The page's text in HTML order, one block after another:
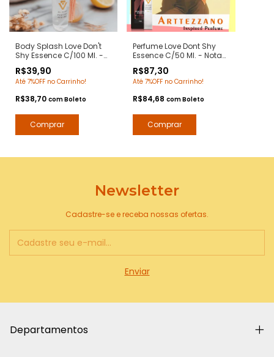
Body Splash Love Don't
Shy Essence C/100 Ml. -
by Kilian - Deo Colônia
Desodorante Corporal -
R$39,90
Até 7%OFF no Carrinho!
R$38,70 comBoleto
Perfume Love Dont Shy
Essence C/50 Ml. - Notas
- Contratipos Premium -
Arte 1 Perfumes
R$87,30
Até 7%OFF no Carrinho!
R$84,68comBoleto
Newsletter
Cadastre-se e receba nossas ofertas.
Departamentos